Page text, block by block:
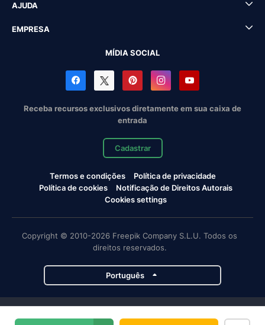
AJUDA
EMPRESA
MÍDIA SOCIAL
Receba recursos exclusivos diretamente em sua caixa de
entrada
Cadastrar
Termos e condições
Política de privacidade
Política de cookies
Notificação de Direitos Autorais
Cookies settings
Copyright © 2010-2026 Freepik Company S.L.U. Todos os
direitos reservados.
Português